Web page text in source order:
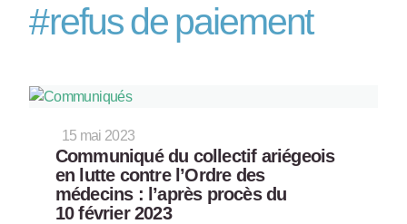
#refus de paiement
15 mai 2023
Communiqué du collectif ariégeois
en lutte contre l’Ordre des
médecins : l’après procès du
10 février 2023